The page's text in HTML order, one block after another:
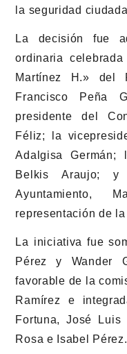
la seguridad
La decisión fue
ordinaria
Martínez H.» del
Francisco Peña
presidente del
Féliz; la
Adalgisa Germán;
Belkis Araujo; y
Ayuntamiento,
representación de
La iniciativa fue
Pérez y Wander
favorable de la
Ramírez e
Fortuna, José
Rosa e Isabel Pérez.